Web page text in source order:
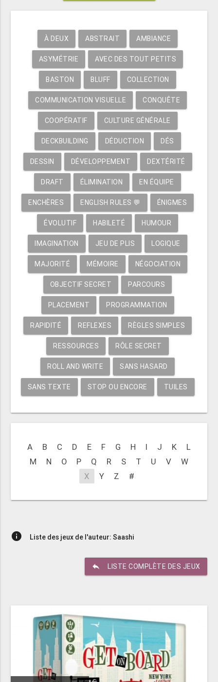
À DEUX ABSTRAIT AMBIANCE
ASYMÉTRIE AVEC DES TOUT PETITS
BASTON BLUFF COLLECTION
COMMUNICATION VISUELLE CONQUÊTE
COOPÉRATIF CULTURE GÉNÉRALE
DECKBUILDING DÉDUCTION DÉS
DESSIN DÉVELOPPEMENT DEXTÉRITÉ
DRAFT ÉLIMINATION EN ÉQUIPE
ENCHÈRES ENGLISH RULES 💬 ÉNIGMES
ÉVOLUTIF HABILETÉ HUMOUR
IMAGINATION JEU DE PLIS LOGIQUE
MAJORITÉ MÉMOIRE NÉGOCIATION
OBJECTIF SECRET PARCOURS
PLACEMENT PROGRAMMATION
RAPIDITÉ REFLEXES RÈGLES SIMPLES
RESSOURCES RÔLE SECRET
ROLL AND WRITE SANS HASARD
SANS TEXTE STOP OU ENCORE TUILES
A B C D E F G H I J K
L
M
N O P Q R S T U V
W
X
Y Z #
info Liste des jeux de l'auteur: Saashi
reply LISTE COMPLÈTE DES JEUX